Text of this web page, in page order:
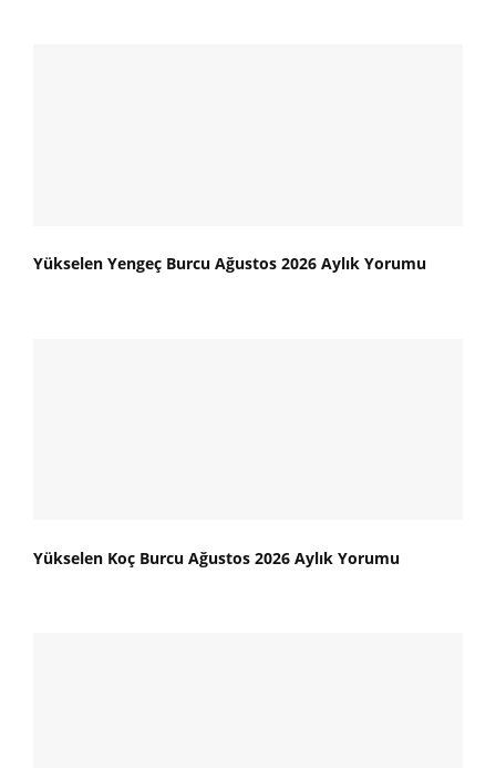
Yükselen Yengeç Burcu Ağustos 2026 Aylık Yorumu
Yükselen Koç Burcu Ağustos 2026 Aylık Yorumu